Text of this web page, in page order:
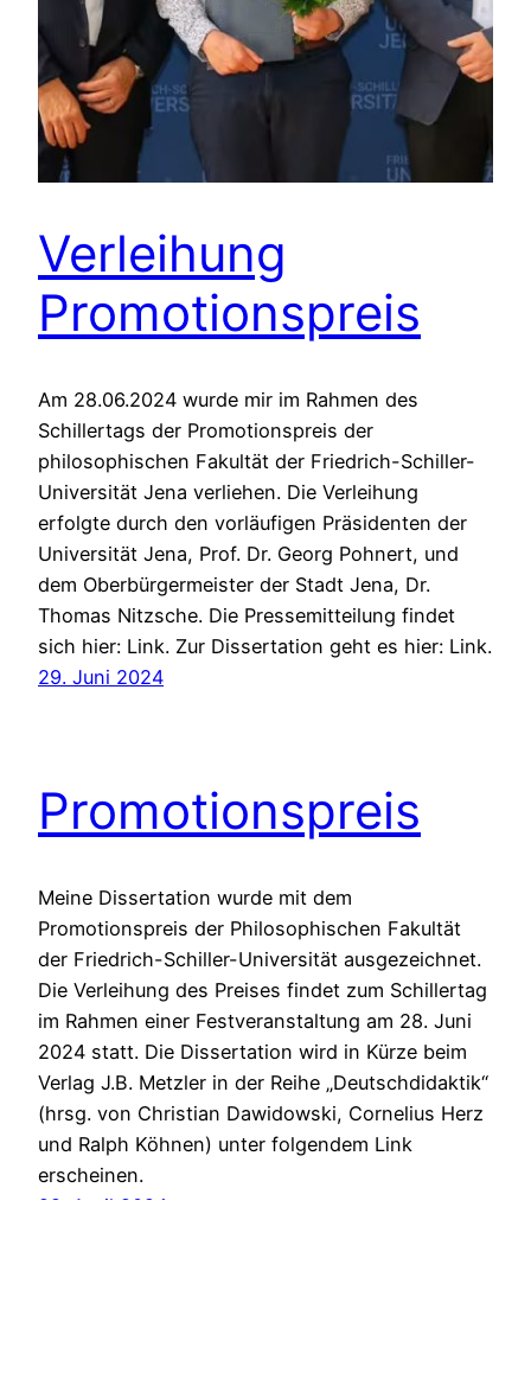
Verleihung
Promotionspreis
Am 28.06.2024 wurde mir im Rahmen des
Schillertags der Promotionspreis der
philosophischen Fakultät der Friedrich-Schiller-
Universität Jena verliehen. Die Verleihung
erfolgte durch den vorläufigen Präsidenten der
Universität Jena, Prof. Dr. Georg Pohnert, und
dem Oberbürgermeister der Stadt Jena, Dr.
Thomas Nitzsche. Die Pressemitteilung findet
sich hier: Link. Zur Dissertation geht es hier: Link.
29. Juni 2024
Promotionspreis
Meine Dissertation wurde mit dem
Promotionspreis der Philosophischen Fakultät
der Friedrich-Schiller-Universität ausgezeichnet.
Die Verleihung des Preises findet zum Schillertag
im Rahmen einer Festveranstaltung am 28. Juni
2024 statt. Die Dissertation wird in Kürze beim
Verlag J.B. Metzler in der Reihe „Deutschdidaktik“
(hrsg. von Christian Dawidowski, Cornelius Herz
und Ralph Köhnen) unter folgendem Link
erscheinen.
29. April 2024